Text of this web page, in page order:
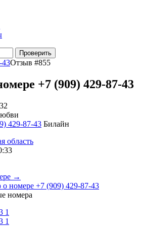
Проверить
43Отзыв #855
+7 (909) 429-87-43
429-87-43 Билайн
область
→
номере +7 (909) 429-87-43
номера
1
1